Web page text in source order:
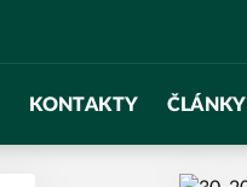
KONTAKTY ČLÁNKY